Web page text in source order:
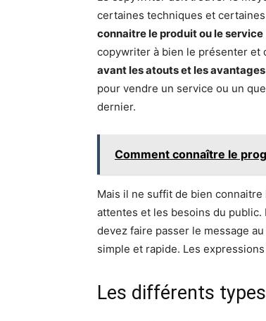
certaines techniques et certaines
connaitre le produit ou le service
copywriter à bien le présenter et
avant les atouts et les
pour vendre un service ou un
dernier.
Comment connaître le
Mais il ne suffit de bien
attentes et les besoins du public.
devez faire passer le message
simple et rapide. Les
Les différents